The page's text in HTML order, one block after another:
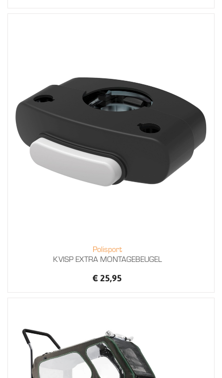
Polisport
KVISP EXTRA MONTAGEBEUGEL
€ 25,95